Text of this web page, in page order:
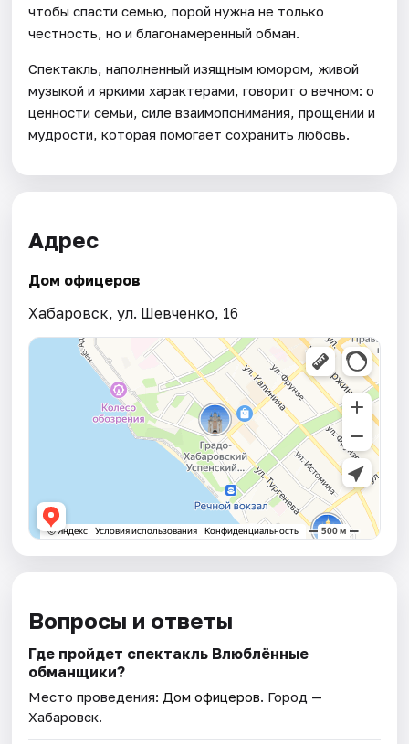
чтобы спасти семью, порой нужна не только
честность, но и благонамеренный обман.
Спектакль, наполненный изящным юмором, живой
музыкой и яркими характерами, говорит о вечном: о
ценности семьи, силе взаимопонимания, прощении и
мудрости, которая помогает сохранить любовь.
Адрес
Дом офицеров
Хабаровск, ул. Шевченко, 16
Вопросы и ответы
Где пройдет спектакль Влюблённые
обманщики?
Место проведения: Дом офицеров. Город —
Хабаровск.